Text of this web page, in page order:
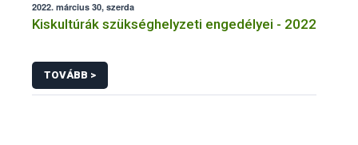
2022. március 30, szerda
Kiskultúrák szükséghelyzeti engedélyei - 2022
TOVÁBB >